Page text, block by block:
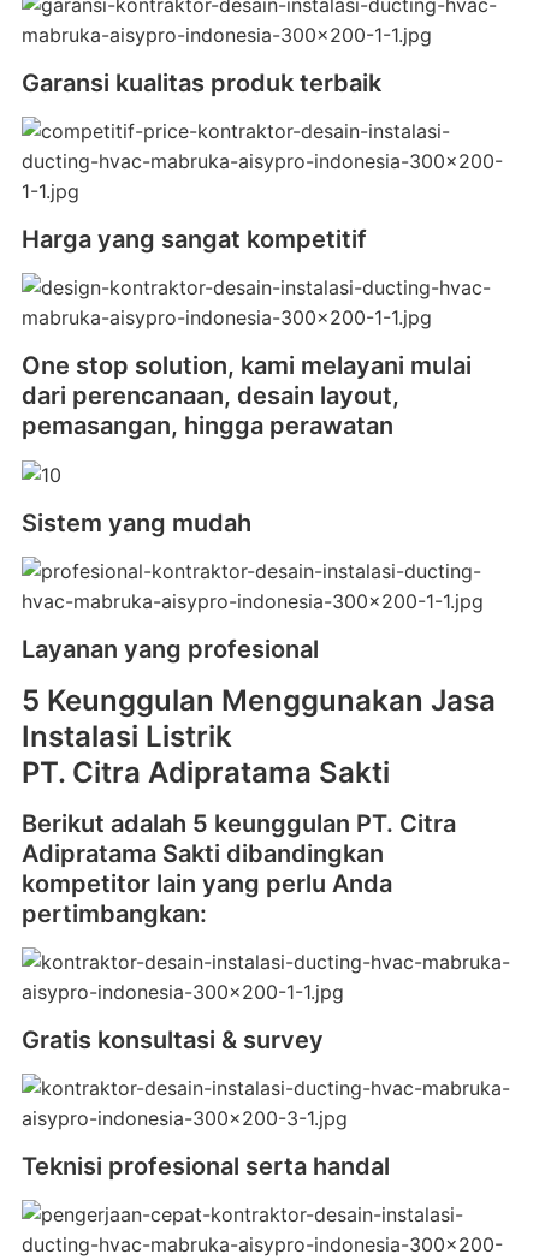
Garansi kualitas produk terbaik
Harga yang sangat kompetitif
One stop solution, kami melayani mulai
dari perencanaan, desain layout,
pemasangan, hingga perawatan
Sistem yang mudah
Layanan yang profesional
5 Keunggulan Menggunakan Jasa
Instalasi Listrik
PT. Citra Adipratama Sakti
Berikut adalah 5 keunggulan PT. Citra
Adipratama Sakti dibandingkan
kompetitor lain yang perlu Anda
pertimbangkan:
Gratis konsultasi & survey
Teknisi profesional serta handal